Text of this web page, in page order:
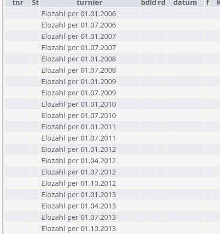
tnr St turnier bdld rd datum f
Elozahl per 01.01.2006
Elozahl per 01.07.2006
Elozahl per 01.01.2007
Elozahl per 01.07.2007
Elozahl per 01.01.2008
Elozahl per 01.07.2008
Elozahl per 01.01.2009
Elozahl per 01.07.2009
Elozahl per 01.01.2010
Elozahl per 01.07.2010
Elozahl per 01.01.2011
Elozahl per 01.07.2011
Elozahl per 01.01.2012
Elozahl per 01.04.2012
Elozahl per 01.07.2012
Elozahl per 01.10.2012
Elozahl per 01.01.2013
Elozahl per 01.04.2013
Elozahl per 01.07.2013
Elozahl per 01.10.2013